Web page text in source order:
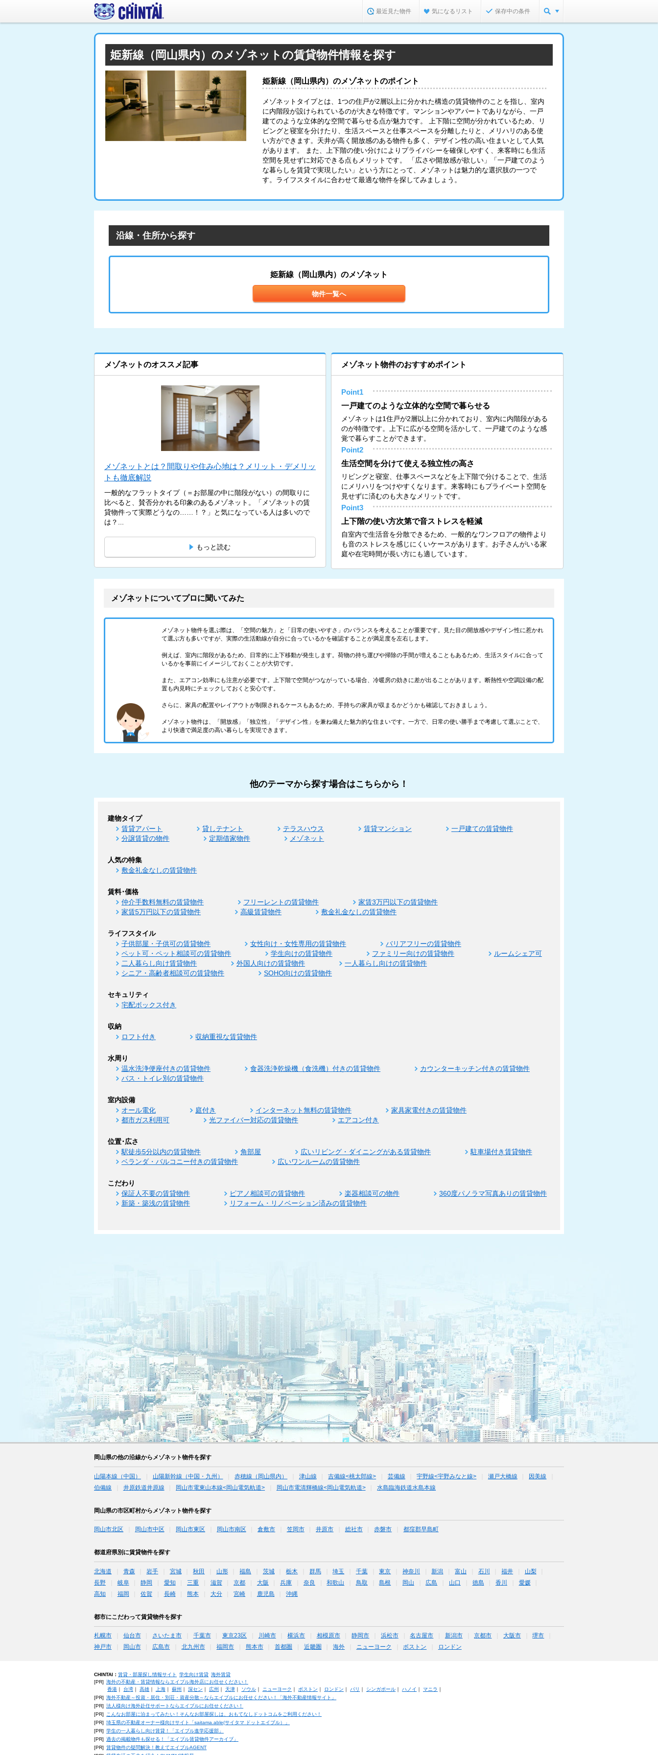
最近見た物件 気になるリスト 保存中の条件
姫新線（岡山県内）のメゾネットの賃貸物件情報を探す
姫新線（岡山県内）のメゾネットのポイント
メゾネットタイプとは、1つの住戸が2層以上に分かれた構造の賃貸物件のことを指し、室内
に内階段が設けられているのが大きな特徴です。マンションやアパートでありながら、一戸
建てのような立体的な空間で暮らせる点が魅力です。 上下階に空間が分かれているため、リ
ビングと寝室を分けたり、生活スペースと仕事スペースを分離したりと、メリハリのある使
い方ができます。天井が高く開放感のある物件も多く、デザイン性の高い住まいとして人気
があります。 また、上下階の使い分けによりプライバシーを確保しやすく、来客時にも生活
空間を見せずに対応できる点もメリットです。 「広さや開放感が欲しい」「一戸建てのよう
な暮らしを賃貸で実現したい」という方にとって、メゾネットは魅力的な選択肢の一つで
す。ライフスタイルに合わせて最適な物件を探してみましょう。
沿線・住所から探す
姫新線（岡山県内）のメゾネット
物件一覧へ
メゾネットのオススメ記事
メゾネットとは？間取りや住み心地は？メリット・デメリッ
トも徹底解説
一般的なフラットタイプ（＝お部屋の中に階段がない）の間取りに
比べると、賛否分かれる印象のあるメゾネット。「メゾネットの賃
貸物件って実際どうなの……！？」と気になっている人は多いので
は？...
もっと読む
メゾネット物件のおすすめポイント
Point1
一戸建てのような立体的な空間で暮らせる
メゾネットは1住戸が2層以上に分かれており、室内に内階段がある
のが特徴です。上下に広がる空間を活かして、一戸建てのような感
覚で暮らすことができます。
Point2
生活空間を分けて使える独立性の高さ
リビングと寝室、仕事スペースなどを上下階で分けることで、生活
にメリハリをつけやすくなります。来客時にもプライベート空間を
見せずに済むのも大きなメリットです。
Point3
上下階の使い方次第で音ストレスを軽減
自室内で生活音を分散できるため、一般的なワンフロアの物件より
も音のストレスを感じにくいケースがあります。お子さんがいる家
庭や在宅時間が長い方にも適しています。
メゾネットについてプロに聞いてみた
メゾネット物件を選ぶ際は、「空間の魅力」と「日常の使いやすさ」のバランスを考えることが重要です。見た目の開放感やデザイン性に惹かれ
て選ぶ方も多いですが、実際の生活動線が自分に合っているかを確認することが満足度を左右します。
例えば、室内に階段があるため、日常的に上下移動が発生します。荷物の持ち運びや掃除の手間が増えることもあるため、生活スタイルに合って
いるかを事前にイメージしておくことが大切です。
また、エアコン効率にも注意が必要です。上下階で空間がつながっている場合、冷暖房の効きに差が出ることがあります。断熱性や空調設備の配
置も内見時にチェックしておくと安心です。
さらに、家具の配置やレイアウトが制限されるケースもあるため、手持ちの家具が収まるかどうかも確認しておきましょう。
メゾネット物件は、「開放感」「独立性」「デザイン性」を兼ね備えた魅力的な住まいです。一方で、日常の使い勝手まで考慮して選ぶことで、
より快適で満足度の高い暮らしを実現できます。
他のテーマから探す場合はこちらから！
建物タイプ
賃貸アパート 貸しテナント テラスハウス 賃貸マンション
一戸建ての賃貸物件
分譲賃貸の物件
定期借家物件 メゾネット
人気の特集
敷金礼金なしの賃貸物件
賃料･価格
仲介手数料無料の賃貸物件 フリーレントの賃貸物件
家賃3万円以下の賃貸物件
家賃5万円以下の賃貸物件
高級賃貸物件 敷金礼金なしの賃貸物件
ライフスタイル
子供部屋・子供可の賃貸物件 女性向け・女性専用の賃貸物件
バリアフリーの賃貸物件
ペット可・ペット相談可の賃貸物件
学生向けの賃貸物件 ファミリー向けの賃貸物件
ルームシェア可
二人暮らし向け賃貸物件
外国人向けの賃貸物件
一人暮らし向けの賃貸物件
シニア・高齢者相談可の賃貸物件
SOHO向けの賃貸物件
セキュリティ
宅配ボックス付き
収納
ロフト付き 収納重視な賃貸物件
水周り
温水洗浄便座付きの賃貸物件 食器洗浄乾燥機（食洗機）付きの賃貸物件
カウンターキッチン付きの賃貸物件
バス・トイレ別の賃貸物件
室内設備
オール電化 庭付き インターネット無料の賃貸物件
家具家電付きの賃貸物件
都市ガス利用可
光ファイバー対応の賃貸物件 エアコン付き
位置･広さ
駅徒歩5分以内の賃貸物件 角部屋 広いリビング・ダイニングがある賃貸物件
駐車場付き賃貸物件
ベランダ・バルコニー付きの賃貸物件
広いワンルームの賃貸物件
こだわり
保証人不要の賃貸物件 ピアノ相談可の賃貸物件 楽器相談可の物件
360度パノラマ写真ありの賃貸物件
新築・築浅の賃貸物件
リフォーム・リノベーション済みの賃貸物件
岡山県の他の沿線からメゾネット物件を探す
山陽本線（中国） 山陽新幹線（中国・九州） 赤穂線（岡山県内） 津山線 吉備線<桃太郎線> 芸備線 宇野線<宇野みなと線> 瀬戸大橋線
因美線
伯備線
井原鉄道井原線 岡山市電東山本線<岡山電気軌道> 岡山市電清輝橋線<岡山電気軌道> 水島臨海鉄道水島本線
岡山県の市区町村からメゾネット物件を探す
岡山市北区 岡山市中区 岡山市東区 岡山市南区 倉敷市 笠岡市 井原市 総社市 赤磐市 都窪郡早島町
都道府県別に賃貸物件を探す
北海道 青森 岩手 宮城 秋田 山形 福島 茨城 栃木 群馬 埼玉 千葉 東京 神奈川 新潟 富山 石川 福井
山梨
長野
岐阜 静岡 愛知 三重 滋賀 京都 大阪 兵庫 奈良 和歌山 鳥取 島根 岡山 広島 山口 徳島 香川
愛媛
高知
福岡 佐賀 長崎 熊本 大分 宮崎 鹿児島 沖縄
都市にこだわって賃貸物件を探す
札幌市 仙台市 さいたま市 千葉市 東京23区 川崎市 横浜市 相模原市 静岡市 浜松市 名古屋市 新潟市 京都市 大阪市
堺市
神戸市
岡山市 広島市 北九州市 福岡市 熊本市 首都圏 近畿圏 海外 ニューヨーク ボストン ロンドン
CHINTAI： 賃貸・部屋探し情報サイト 学生向け賃貸 海外賃貸
[PR] 海外の不動産・賃貸情報ならエイブル海外店にお任せください！
香港｜ 台湾｜ 高雄｜ 上海｜ 蘇州 ｜ 深セン ｜ 広州 ｜ 天津｜ ソウル｜ ニューヨーク ｜ ボストン ｜ ロンドン ｜ パリ ｜ シンガポール｜ ハノイ ｜ マニラ ｜
[PR] 海外不動産～投資・居住・別荘・資産分散～ならエイブルにお任せください！「海外不動産情報サイト」
[PR] 法人様向け海外赴任サポートならエイブルにお任せください！
[PR]
こんなお部屋に泊まってみたい！そんなお部屋探しは、おもてなしドットコムをご利用ください！
[PR] 埼玉県の不動産オーナー様向けサイト「saitama.able(サイタマ ドットエイブル）」
[PR] 学生の一人暮らし向け賃貸！「エイブル進学応援部」
[PR] 過去の掲載物件も探せる！「エイブル賃貸物件アーカイブ」
[PR] 賃貸物件の疑問解決！教えてエイブルAGENT